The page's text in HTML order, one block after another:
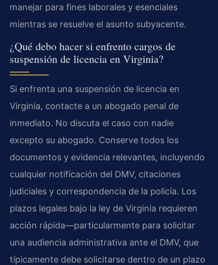
manejar para fines laborales y esenciales
mientras se resuelve el asunto subyacente.
¿Qué debo hacer si enfrento cargos de
suspensión de licencia en Virginia?
Si enfrenta una suspensión de licencia en
Virginia, contacte a un abogado penal de
inmediato. No discuta el caso con nadie
excepto su abogado. Conserve todos los
documentos y evidencia relevantes, incluyendo
cualquier notificación del DMV, citaciones
judiciales y correspondencia de la policía. Los
plazos legales bajo la ley de Virginia requieren
acción rápida—particularmente para solicitar
una audiencia administrativa ante el DMV, que
típicamente debe solicitarse dentro de un plazo